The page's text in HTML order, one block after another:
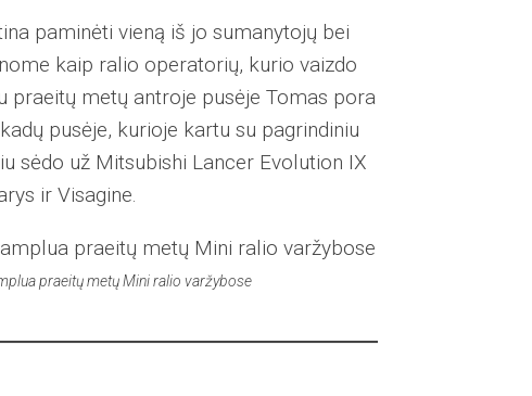
paminėti vieną iš jo sumanytojų bei
kaip ralio operatorių, kurio vaizdo
praeitų metų antroje pusėje Tomas pora
pusėje, kurioje kartu su pagrindiniu
sėdo už Mitsubishi Lancer Evolution IX
ir Visagine.
praeitų metų Mini ralio varžybose